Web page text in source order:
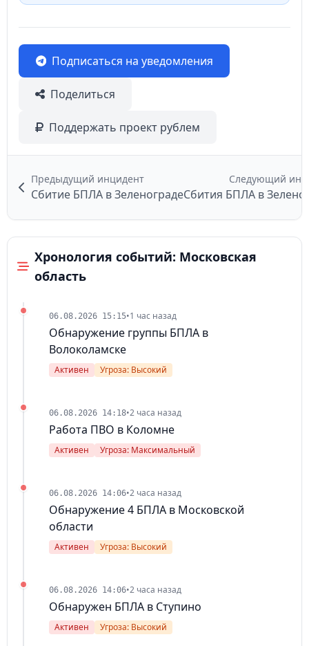
Подписаться на уведомления
Поделиться
Поддержать проект рублем
Предыдущий инцидент
Сбитие БПЛА в Зеленограде
Следующий
Сбития БПЛА в
Хронология событий: Московская
область
06.08.2026 15:15•1 час назад
Обнаружение группы БПЛА в
Волоколамске
Активен Угроза: Высокий
06.08.2026 14:18•2 часа назад
Работа ПВО в Коломне
Активен Угроза: Максимальный
06.08.2026 14:06•2 часа назад
Обнаружение 4 БПЛА в Московской
области
Активен Угроза: Высокий
06.08.2026 14:06•2 часа назад
Обнаружен БПЛА в Ступино
Активен Угроза: Высокий